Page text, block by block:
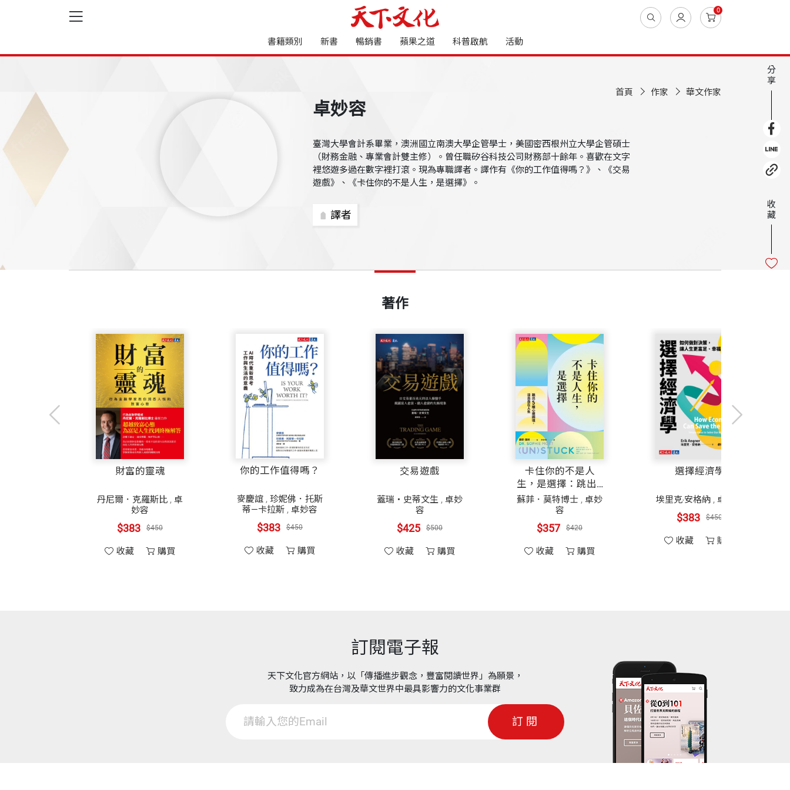
0
書籍類別 新書 暢銷書 蘋果之道 科普啟航 活動
首頁 作家 華文作家
卓妙容
臺灣大學會計系畢業，澳洲國立南澳大學企管學士，美國密西根州立大學企管碩士
（財務金融、專業會計雙主修）。曾任職矽谷科技公司財務部十餘年。喜歡在文字
裡悠遊多過在數字裡打滾。現為專職譯者。譯作有《你的工作值得嗎？》、《交易
遊戲》、《卡住你的不是人生，是選擇》。
譯者
著作
財富的靈魂
丹尼爾．克羅斯比,卓
$383 $450
收藏 購買
你的工作值得嗎？
麥慶誼,珍妮佛．托斯
蒂—卡拉斯,卓妙容
$383 $450
收藏 購買
交易遊戲
蓋瑞・史蒂文生,卓妙
$425 $500
收藏 購買
卡住你的不是人
生，是選擇：跳出5
種心理困境，活出
自在人生
蘇菲．莫特博士,卓妙
$357 $420
收藏 購買
選擇經濟學
埃里克‧安格納,卓妙容
$383 $450
收藏 購買
分
享
收
藏
訂閱電子報
天下文化官方網站，以「傳播進步觀念，豐富閱讀世界」為願景，
致力成為在台灣及華文世界中最具影響力的文化事業群
訂閱